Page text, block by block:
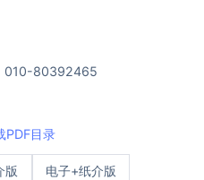
80392465
PDF目录
版 电子+纸介版